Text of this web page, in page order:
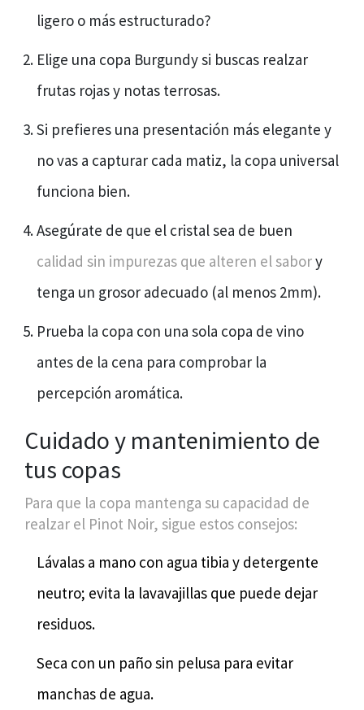
ligero o más estructurado?
Elige una copa Burgundy si buscas realzar
frutas rojas y notas terrosas.
Si prefieres una presentación más elegante y
no vas a capturar cada matiz, la copa universal
funciona bien.
Asegúrate de que el cristal sea de buen
calidad sin impurezas que alteren el sabory
tenga un grosor adecuado (al menos 2mm).
Prueba la copa con una sola copa de vino
antes de la cena para comprobar la
percepción aromática.
Cuidado y mantenimiento de
tus copas
Para que la copa mantenga su capacidad de
realzar el Pinot Noir, sigue estos consejos:
Lávalas a mano con agua tibia y detergente
neutro; evita la lavavajillas que puede dejar
residuos.
Seca con un paño sin pelusa para evitar
manchas de agua.